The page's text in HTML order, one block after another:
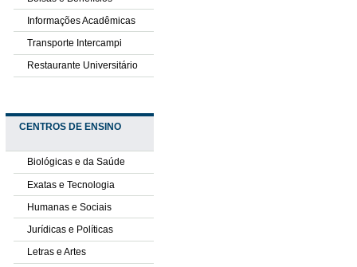
Informações Acadêmicas
Transporte Intercampi
Restaurante Universitário
CENTROS DE ENSINO
Biológicas e da Saúde
Exatas e Tecnologia
Humanas e Sociais
Jurídicas e Políticas
Letras e Artes